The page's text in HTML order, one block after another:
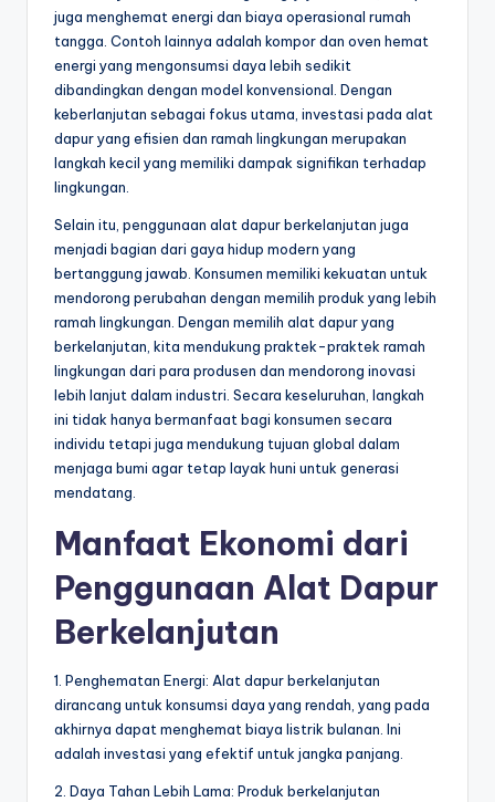
juga menghemat energi dan biaya operasional rumah
tangga. Contoh lainnya adalah kompor dan oven hemat
energi yang mengonsumsi daya lebih sedikit
dibandingkan dengan model konvensional. Dengan
keberlanjutan sebagai fokus utama, investasi pada alat
dapur yang efisien dan ramah lingkungan merupakan
langkah kecil yang memiliki dampak signifikan terhadap
lingkungan.
Selain itu, penggunaan alat dapur berkelanjutan juga
menjadi bagian dari gaya hidup modern yang
bertanggung jawab. Konsumen memiliki kekuatan untuk
mendorong perubahan dengan memilih produk yang lebih
ramah lingkungan. Dengan memilih alat dapur yang
berkelanjutan, kita mendukung praktek-praktek ramah
lingkungan dari para produsen dan mendorong inovasi
lebih lanjut dalam industri. Secara keseluruhan, langkah
ini tidak hanya bermanfaat bagi konsumen secara
individu tetapi juga mendukung tujuan global dalam
menjaga bumi agar tetap layak huni untuk generasi
mendatang.
Manfaat Ekonomi dari
Penggunaan Alat Dapur
Berkelanjutan
1. Penghematan Energi: Alat dapur berkelanjutan
dirancang untuk konsumsi daya yang rendah, yang pada
akhirnya dapat menghemat biaya listrik bulanan. Ini
adalah investasi yang efektif untuk jangka panjang.
2. Daya Tahan Lebih Lama: Produk berkelanjutan